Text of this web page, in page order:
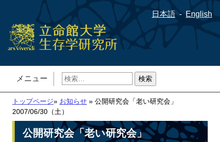
日本語 English
メニュー
検
索:
トップページ» お知らせ » 公開研究会「老い研究会」
2007/06/30（土）
公開研究会「老い研究会」